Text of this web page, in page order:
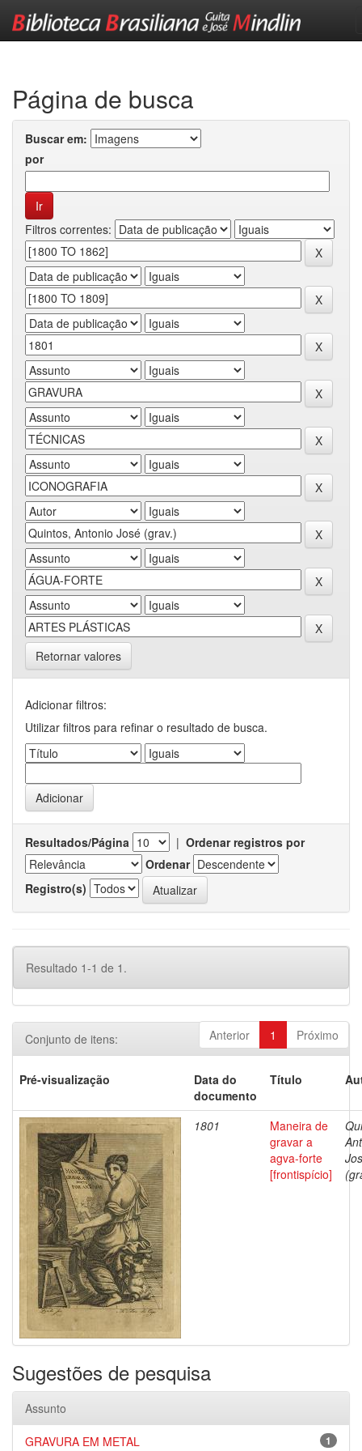
Página de busca
Buscar em:
por
Filtros correntes:
Retornar valores
Adicionar filtros:
Utilizar filtros para refinar o resultado de busca.
Resultados/Página | Ordenar registros por
Ordenar
Registro(s)
Resultado 1-1 de 1.
Anterior 1 Próximo
Conjunto de itens:
Pré-visualização
Data do
documento
Título
1801
Maneira de
gravar a
agva-forte
[frontispício]
Sugestões de pesquisa
Assunto
1
GRAVURA EM METAL